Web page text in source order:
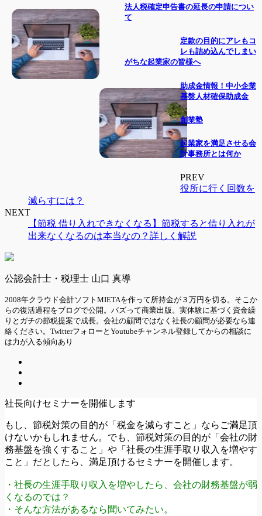
法人税確定申告書の延長の申請につい
て
定款の目的にアレもコ
レも詰め込んでしまい
がちな起業家の皆様へ
助成金情報！中小企業
基盤人材確保助成金
創業塾
起業家を満足させる会
計事務所とは何か
PREV
役所に行く回数を
減らすには？
NEXT
【節税 借り入れできなくなる】節税すると借り入れが
出来なくなるのは本当なの？詳しく解説
公認会計士・税理士 山口 真導
2008年クラウド会計ソフトMIETAを作って所持金が３万円を切る。そこか
らの復活過程をブログで公開。バズって商業出版。実体験に基づく資金繰
りとガチの節税提案で成長。会社の顧問ではなく社長の顧問が必要なら連
絡ください。TwitterフォローとYoutubeチャンネル登録してからの相談に
は力が入る傾向あり
社長向けセミナーを開催します
もし、節税対策の目的が「税金を減らすこと」ならご満足頂
けないかもしれません。でも、節税対策の目的が「会社の財
務基盤を強くすること」や「社長の生涯手取り収入を増やす
こと」だとしたら、満足頂けるセミナーを開催します。
・社長の生涯手取り収入を増やしたら、会社の財務基盤が弱
くなるのでは？
・そんな方法があるなら聞いてみたい。